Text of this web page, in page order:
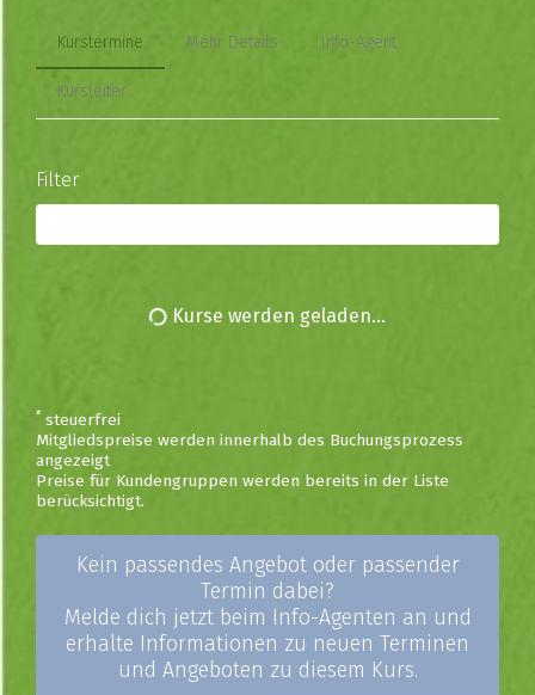
Kurstermine Mehr Details Info-Agent
Kursleiter
Filter
Kurse werden geladen...
* steuerfrei
Mitgliedspreise werden innerhalb des Buchungsprozess
angezeigt
Preise für Kundengruppen werden bereits in der Liste
berücksichtigt.
Kein passendes Angebot oder passender
Termin dabei?
Melde dich jetzt beim Info-Agenten an und
erhalte Informationen zu neuen Terminen
und Angeboten zu diesem Kurs.